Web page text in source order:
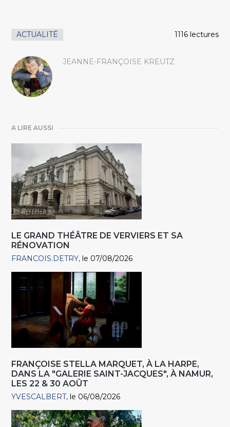
ACTUALITÉ 1116 lectures
JEANNE-FRANÇOISE KREUTZ
A LIRE AUSSI
LE GRAND THÉÂTRE DE VERVIERS ET SA
RÉNOVATION
FRANCOIS.DETRY le 07/08/2026
FRANÇOISE STELLA MARQUET, À LA HARPE,
DANS LA "GALERIE SAINT-JACQUES", À NAMUR,
LES 22 & 30 AOÛT
YVESCALBERT le 06/08/2026